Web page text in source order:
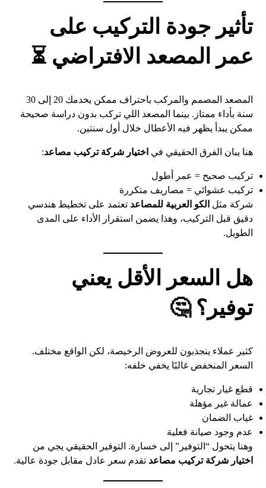
تأثير جودة التركيب على
عمر المصعد الافتراضي ⏳
المصعد المصمم والمركب باحتراف ممكن يخدمك 20 إلى 30
سنة بأداء ممتاز. بينما المصعد اللي تركب بدون دراسة صحيحة
ممكن يبدأ يظهر فيه الأعطال خلال أول سنتين.
هنا يبان الفرق الحقيقي في اختيار شركة تركيب مصاعد:
تركيب صحيح = عمر أطول
تركيب عشوائي = مصاريف متكررة
شركة مثل الكو العربية للمصاعد تعتمد على تخطيط هندسي
دقيق قبل التركيب، وهذا يضمن استقرار الأداء على المدى
الطويل.
هل السعر الأقل يعني
توفير؟ 🤔
كثير عملاء ينجذبون للعروض الرخيصة، لكن الواقع مختلف.
السعر المنخفض غالبًا يخفي خلفه:
قطع غيار تجارية
عمالة غير مؤهلة
غياب الضمان
عدم وجود صيانة فعلية
وهنا يتحول “التوفير” إلى خسارة. التوفير الحقيقي يجي من
اختيار شركة تركيب مصاعد تقدم سعر عادل مقابل جودة عالية.